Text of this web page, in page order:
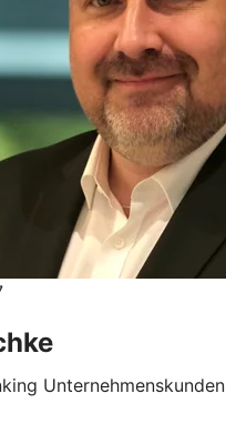
Unternehmenskunden